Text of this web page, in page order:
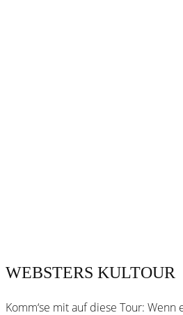
WEBSTERS KULTOUR
Komm‘se mit auf diese Tour: